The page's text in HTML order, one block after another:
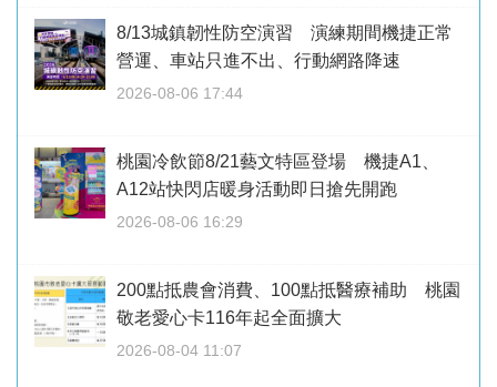
8/13城鎮韌性防空演習 演練期間機捷正常
營運、車站只進不出、行動網路降速
2026-08-06 17:44
桃園冷飲節8/21藝文特區登場 機捷A1、
A12站快閃店暖身活動即日搶先開跑
2026-08-06 16:29
200點抵農會消費、100點抵醫療補助 桃園
敬老愛心卡116年起全面擴大
2026-08-04 11:07